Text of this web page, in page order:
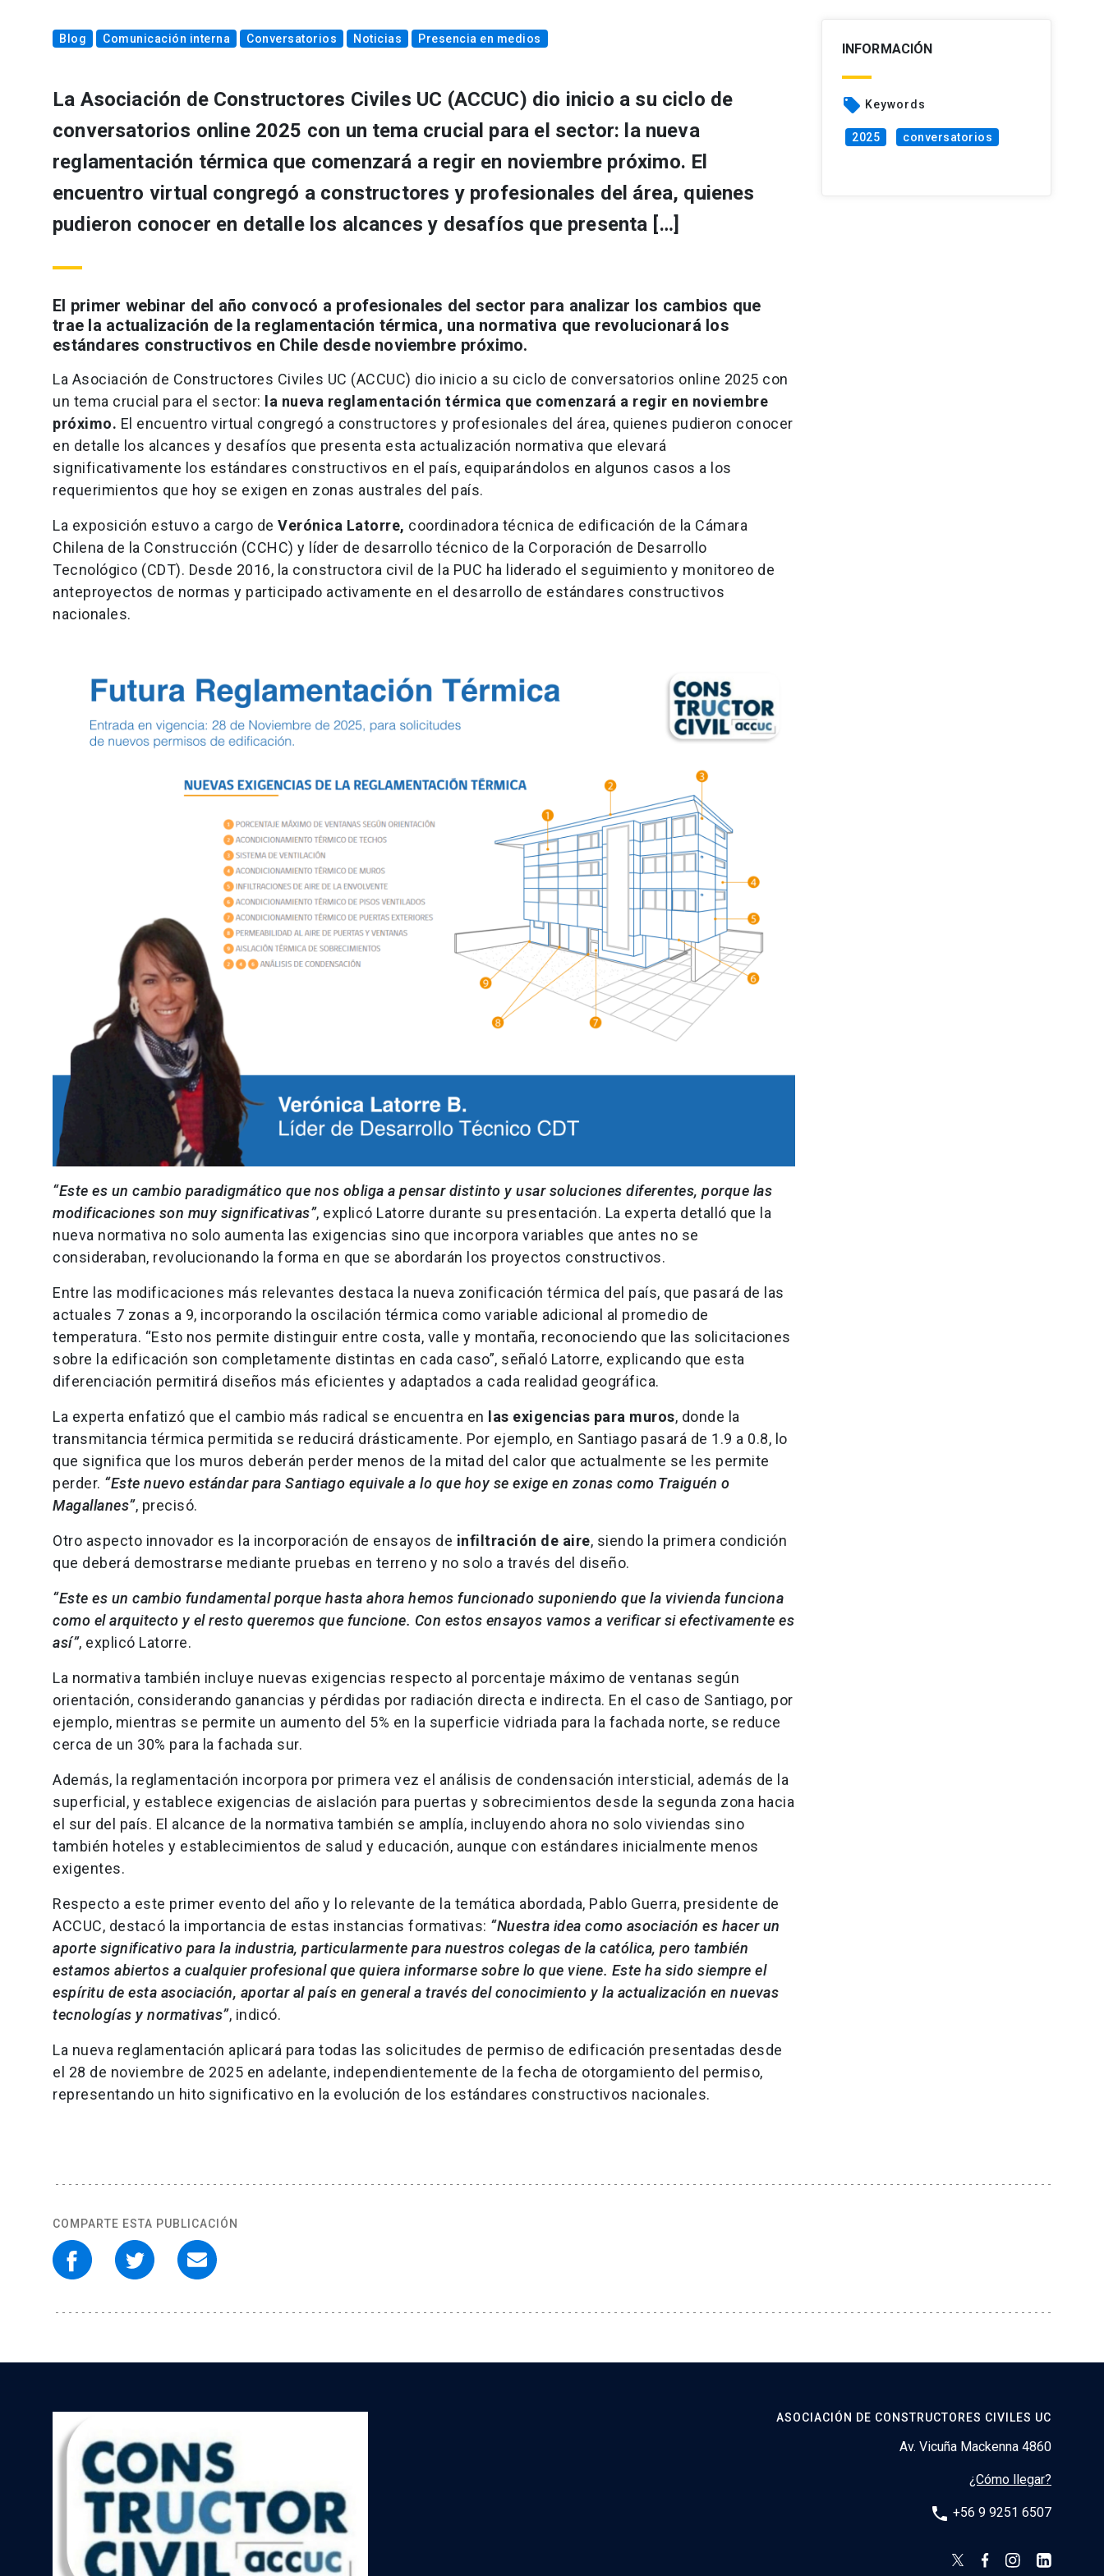
Blog Comunicación interna Conversatorios Noticias Presencia en medios
La Asociación de Constructores Civiles UC (ACCUC) dio inicio a su ciclo de
conversatorios online 2025 con un tema crucial para el sector: la nueva
reglamentación térmica que comenzará a regir en noviembre próximo. El
encuentro virtual congregó a constructores y profesionales del área, quienes
pudieron conocer en detalle los alcances y desafíos que presenta […]
El primer webinar del año convocó a profesionales del sector para analizar los cambios que
trae la actualización de la reglamentación térmica, una normativa que revolucionará los
estándares constructivos en Chile desde noviembre próximo.
La Asociación de Constructores Civiles UC (ACCUC) dio inicio a su ciclo de conversatorios online 2025 con
un tema crucial para el sector:
la nueva reglamentación térmica que comenzará a regir en noviembre
próximo. El encuentro virtual congregó a constructores y profesionales del área, quienes pudieron conocer
en detalle los alcances y desafíos que presenta esta actualización normativa que elevará
significativamente los estándares constructivos en el país, equiparándolos en algunos casos a los
requerimientos que hoy se exigen en zonas australes del país.
La exposición estuvo a cargo de Verónica Latorre, coordinadora técnica de edificación de la Cámara
Chilena de la Construcción (CCHC) y líder de desarrollo técnico de la Corporación de Desarrollo
Tecnológico (CDT). Desde 2016, la constructora civil de la PUC ha liderado el seguimiento y monitoreo de
anteproyectos de normas y participado activamente en el desarrollo de estándares constructivos
nacionales.
“Este es un cambio paradigmático que nos obliga a pensar distinto y usar soluciones diferentes, porque las
modificaciones son muy significativas”, explicó Latorre durante su presentación. La experta detalló que la
nueva normativa no solo aumenta las exigencias sino que incorpora variables que antes no se
consideraban, revolucionando la forma en que se abordarán los proyectos constructivos.
Entre las modificaciones más relevantes destaca la nueva zonificación térmica del país, que pasará de las
actuales 7 zonas a 9, incorporando la oscilación térmica como variable adicional al promedio de
temperatura. “Esto nos permite distinguir entre costa, valle y montaña, reconociendo que las solicitaciones
sobre la edificación son completamente distintas en cada caso”, señaló Latorre, explicando que esta
diferenciación permitirá diseños más eficientes y adaptados a cada realidad geográfica.
La experta enfatizó que el cambio más radical se encuentra en las exigencias para muros, donde la
transmitancia térmica permitida se reducirá drásticamente. Por ejemplo, en Santiago pasará de 1.9 a 0.8, lo
que significa que los muros deberán perder menos de la mitad del calor que actualmente se les permite
perder. “Este nuevo estándar para Santiago equivale a lo que hoy se exige en zonas como Traiguén o
Magallanes”, precisó.
Otro aspecto innovador es la incorporación de ensayos de infiltración de aire, siendo la primera condición
que deberá demostrarse mediante pruebas en terreno y no solo a través del diseño.
“Este es un cambio fundamental porque hasta ahora hemos funcionado suponiendo que la vivienda funciona
como el arquitecto y el resto queremos que funcione. Con estos ensayos vamos a verificar si efectivamente es
así”, explicó Latorre.
La normativa también incluye nuevas exigencias respecto al porcentaje máximo de ventanas según
orientación, considerando ganancias y pérdidas por radiación directa e indirecta. En el caso de Santiago, por
ejemplo, mientras se permite un aumento del 5% en la superficie vidriada para la fachada norte, se reduce
cerca de un 30% para la fachada sur.
Además, la reglamentación incorpora por primera vez el análisis de condensación intersticial, además de la
superficial, y establece exigencias de aislación para puertas y sobrecimientos desde la segunda zona hacia
el sur del país. El alcance de la normativa también se amplía, incluyendo ahora no solo viviendas sino
también hoteles y establecimientos de salud y educación, aunque con estándares inicialmente menos
exigentes.
Respecto a este primer evento del año y lo relevante de la temática abordada, Pablo Guerra, presidente de
ACCUC, destacó la importancia de estas instancias formativas: “Nuestra idea como asociación es hacer un
aporte significativo para la industria, particularmente para nuestros colegas de la católica, pero también
estamos abiertos a cualquier profesional que quiera informarse sobre lo que viene. Este ha sido siempre el
espíritu de esta asociación, aportar al país en general a través del conocimiento y la actualización en nuevas
tecnologías y normativas”, indicó.
La nueva reglamentación aplicará para todas las solicitudes de permiso de edificación presentadas desde
el 28 de noviembre de 2025 en adelante, independientemente de la fecha de otorgamiento del permiso,
representando un hito significativo en la evolución de los estándares constructivos nacionales.
INFORMACIÓN
local_offer Keywords
2025 conversatorios
COMPARTE ESTA PUBLICACIÓN
ASOCIACIÓN DE CONSTRUCTORES CIVILES UC
Av. Vicuña Mackenna 4860
¿Cómo llegar?
phone +56 9 9251 6507